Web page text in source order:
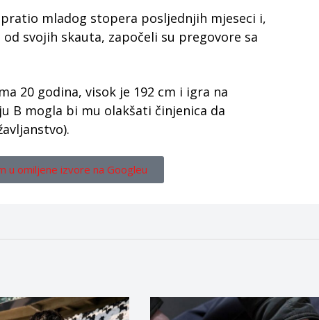
mladog stopera posljednjih mjeseci i,
svojih skauta, započeli su pregovore sa
20 godina, visok je 192 cm i igra na
B mogla bi mu olakšati činjenica da
u omiljene izvore na Googleu